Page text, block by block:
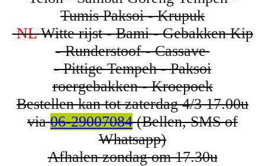
Tumis Paksoi - Krupuk
NLWitte rijst - Bami - Gebakken Kip
- Runderstoof - Cassave
- Pittige Tempeh - Paksoi
roergebakken - Kroepoek
Bestellen kan tot zaterdag 4/3 17.00u
via06-29007084(Bellen, SMS of
Whatsapp)
Afhalen zondag om 17.30u